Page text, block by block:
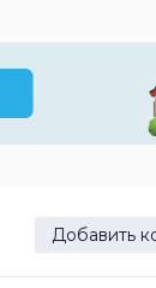
Добавить